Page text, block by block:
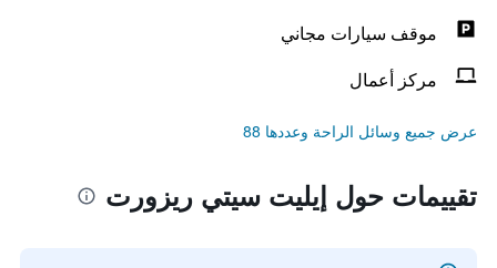
موقف سيارات مجاني
مركز أعمال
عرض جميع وسائل الراحة وعددها 88
تقييمات حول إيليت سيتي ريزورت